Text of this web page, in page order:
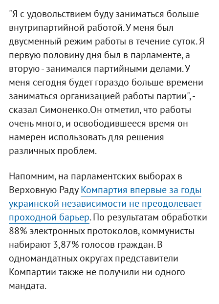
"Я с удовольствием буду заниматься больше
внутрипартийной работой. У меня был
двусменный режим работы в течение суток. Я
первую половину дня был в парламенте, а
вторую - занимался партийными делами. У
меня сегодня будет гораздо больше времени
заниматься организацией работы партии", -
сказал Симоненко.Он отметил, что работы
очень много, и освободившееся время он
намерен использовать для решения
различных проблем.
Напомним, на парламентских выборах в
Верховную РадуКомпартия впервые за годы
украинской независимости не преодолевает
проходной барьер. По результатам обработки
88% электронных протоколов, коммунисты
набирают 3,87% голосов граждан. В
одномандатных округах представители
Компартии также не получили ни одного
мандата.